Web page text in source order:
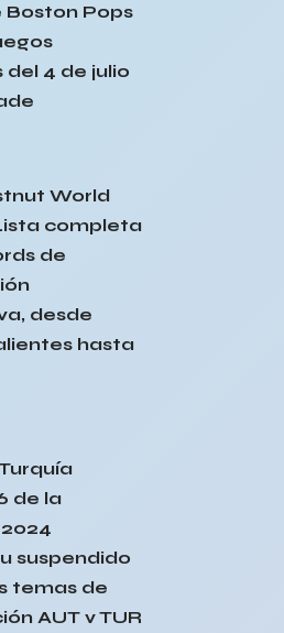
Boston Pops
4 de julio
World
completa
de
desde
hasta
de la
suspendido
temas de
AUT v TUR